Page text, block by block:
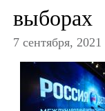
выборах
7 сентября,